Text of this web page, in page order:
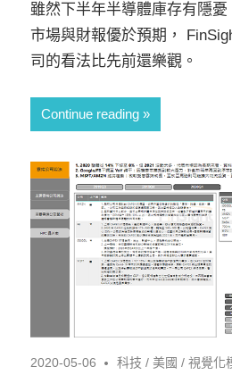
雖然下半年半導體庫存有隱
市場與財報優於預期，
司的看法比先前還樂觀。
Continue reading
2020-05-06 科技 /美國 /視覺化